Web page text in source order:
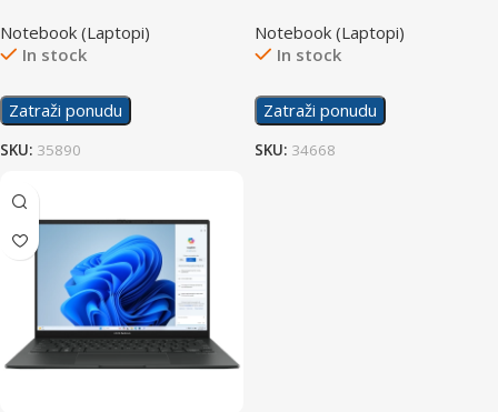
Notebook (Laptopi)
In stock
Zatraži ponudu
SKU: 35890
Notebook (Laptopi)
In stock
Zatraži ponudu
SKU: 34668